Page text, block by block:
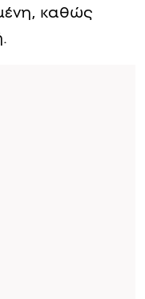
καθώς